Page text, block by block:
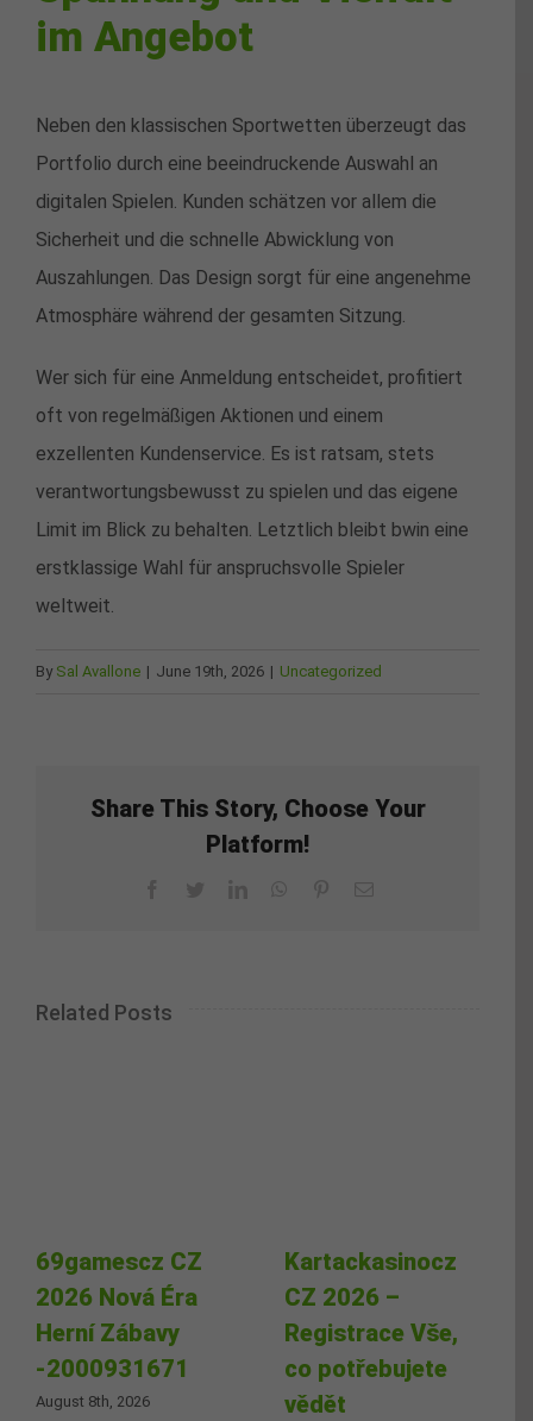
im Angebot
Neben den klassischen Sportwetten überzeugt das
Portfolio durch eine beeindruckende Auswahl an
digitalen Spielen. Kunden schätzen vor allem die
Sicherheit und die schnelle Abwicklung von
Auszahlungen. Das Design sorgt für eine angenehme
Atmosphäre während der gesamten Sitzung.
Wer sich für eine Anmeldung entscheidet, profitiert
oft von regelmäßigen Aktionen und einem
exzellenten Kundenservice. Es ist ratsam, stets
verantwortungsbewusst zu spielen und das eigene
Limit im Blick zu behalten. Letztlich bleibt bwin eine
erstklassige Wahl für anspruchsvolle Spieler
weltweit.
By Sal Avallone | June 19th, 2026 | Uncategorized
Share This Story, Choose Your
Platform!
Related Posts
69gamescz CZ
2026 Nová Éra
Herní Zábavy
-2000931671
August 8th, 2026
Kartackasinocz
CZ 2026 –
Registrace Vše,
co potřebujete
vědět